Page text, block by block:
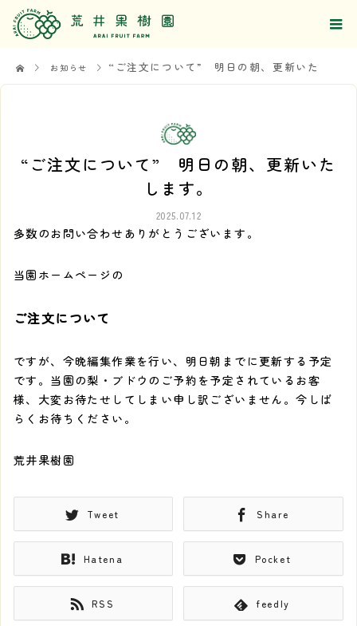
お知らせ “ご注文について” 明日の朝、更新いたします。
“ご注文について” 明日の朝、更新いた
します。
2025.07.12
多数のお問い合わせありがとうございます。
当園ホームページの
ご注文について
ですが、今晩編集作業を行い、明日朝までに更新する予定
です。当園の梨・ブドウのご予約を予定されているお客
様、大変お待たせしてしまい申し訳ございません。今しば
らくお待ちください。
荒井果樹園
Tweet Share
Hatena Pocket
RSS feedly